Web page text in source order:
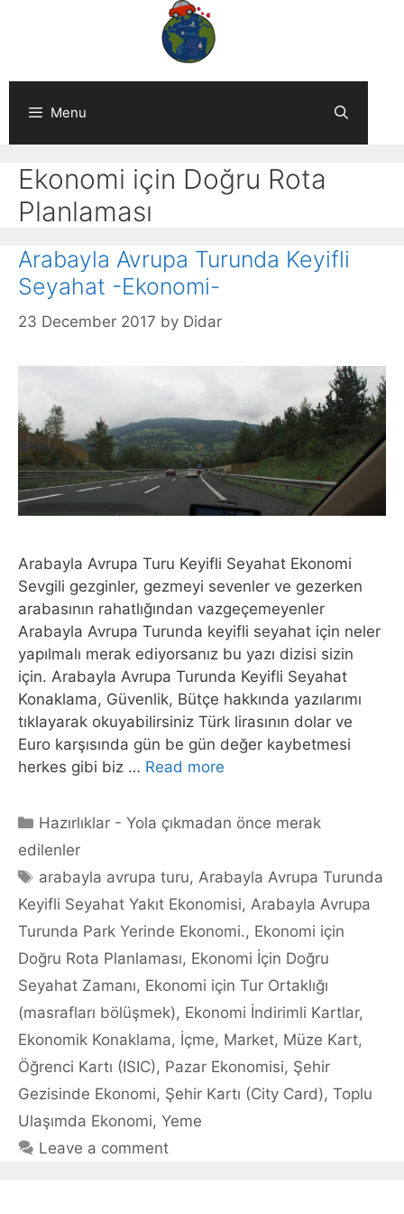
Menu
Ekonomi için Doğru Rota
Planlaması
Arabayla Avrupa Turunda Keyifli
Seyahat -Ekonomi-
23 December 2017 by Didar
Arabayla Avrupa Turu Keyifli Seyahat Ekonomi
Sevgili gezginler, gezmeyi sevenler ve gezerken
arabasının rahatlığından vazgeçemeyenler
Arabayla Avrupa Turunda keyifli seyahat için neler
yapılmalı merak ediyorsanız bu yazı dizisi sizin
için. Arabayla Avrupa Turunda Keyifli Seyahat
Konaklama, Güvenlik, Bütçe hakkında yazılarımı
tıklayarak okuyabilirsiniz Türk lirasının dolar ve
Euro karşısında gün be gün değer kaybetmesi
herkes gibi biz … Read more
Categories
Hazırlıklar - Yola çıkmadan önce merak
edilenler
Tags
arabayla avrupa turu, Arabayla Avrupa Turunda
Keyifli Seyahat Yakıt Ekonomisi, Arabayla Avrupa
Turunda Park Yerinde Ekonomi., Ekonomi için
Doğru Rota Planlaması, Ekonomi İçin Doğru
Seyahat Zamanı, Ekonomi için Tur Ortaklığı
(masrafları bölüşmek), Ekonomi İndirimli Kartlar,
Ekonomik Konaklama, İçme, Market, Müze Kart,
Öğrenci Kartı (ISIC), Pazar Ekonomisi, Şehir
Gezisinde Ekonomi, Şehir Kartı (City Card), Toplu
Ulaşımda Ekonomi, Yeme
Leave a comment